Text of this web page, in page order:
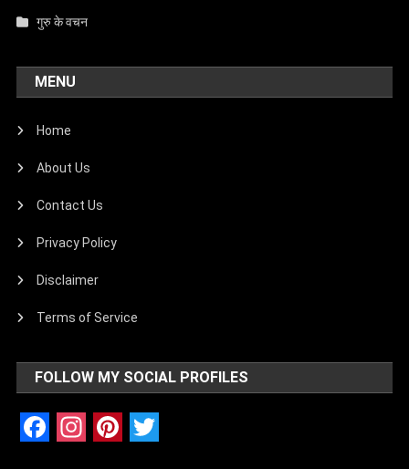
गुरु के वचन
MENU
Home
About Us
Contact Us
Privacy Policy
Disclaimer
Terms of Service
FOLLOW MY SOCIAL PROFILES